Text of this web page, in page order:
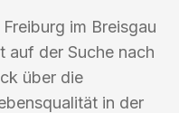
im Breisgau
auf der Suche nach
über die
in der